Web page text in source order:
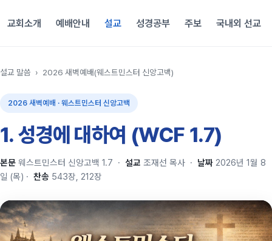
교회소개 예배안내 설교 성경공부 주보 국내외 선교
설교 말씀 › 2026 새벽예배(웨스트민스터 신앙고백)
2026 새벽예배 · 웨스트민스터 신앙고백
1. 성경에 대하여 (WCF 1.7)
본문 웨스트민스터 신앙고백 1.7 · 설교 조재선 목사 · 날짜 2026년 1월 8
일 (목) · 찬송 543장, 212장